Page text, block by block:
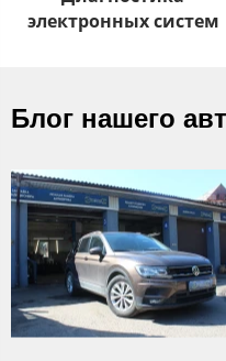
электронных систем​
Блог нашего